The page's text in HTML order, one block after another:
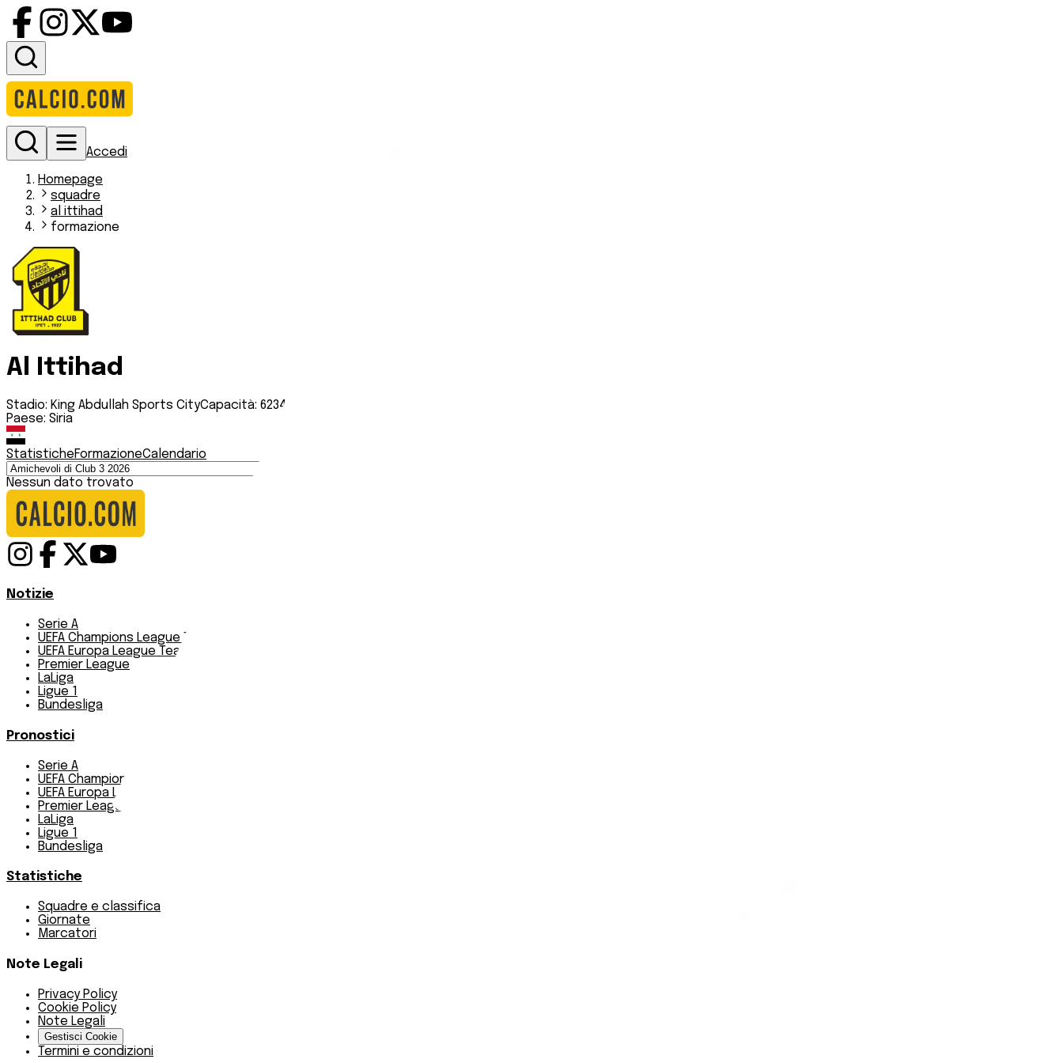
Accedi
Homepage
squadre
al ittihad
formazione
Al Ittihad
Stadio: King Abdullah Sports CityCapacità: 62345
Paese: Siria
StatisticheFormazioneCalendario
Nessun dato trovato
Notizie
Serie A
UEFA Champions League Teams
UEFA Europa League Teams
Premier League
LaLiga
Ligue 1
Bundesliga
Pronostici
Serie A
UEFA Champions League Teams
UEFA Europa League Teams
Premier League
LaLiga
Ligue 1
Bundesliga
Statistiche
Squadre e classifica
Giornate
Marcatori
Note Legali
Privacy Policy
Cookie Policy
Note Legali
Gestisci Cookie
Termini e condizioni